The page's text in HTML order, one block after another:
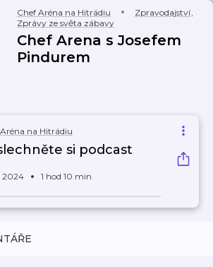
Chef Aréna na Hitrádiu Zpravodajství,
Zprávy ze světa zábavy
Chef Arena s Josefem
Pindurem
na Hitrádiu
si podcast
2024 1 hod 10 min